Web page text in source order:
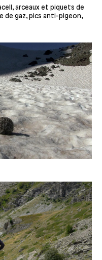
arceaux et piquets de
de gaz, pics anti-pigeon,